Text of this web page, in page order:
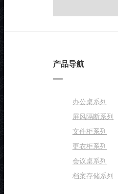
产品导航
办公桌系列
屏风隔断系列
文件柜系列
更衣柜系列
会议桌系列
档案存储系列